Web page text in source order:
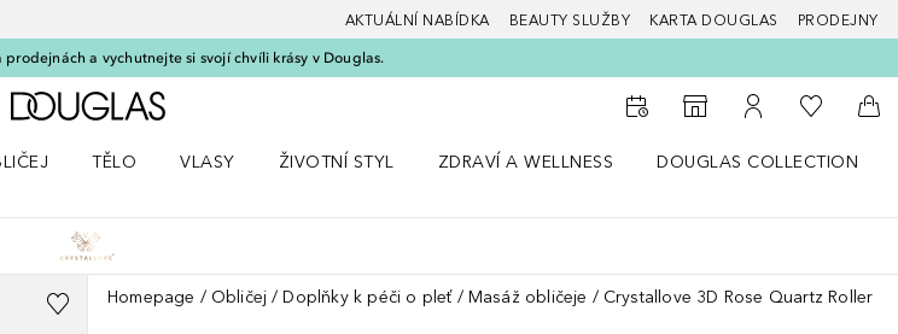
AKTUÁLNÍ NABÍDKA BEAUTY SLUŽBY KARTA DOUGLAS PRODEJNY
a vychutnejte si svojí chvíli krásy v Douglas.
Domů
K vyhledávači prodejen
K mému účtu
K mému
Do
TĚLO
VLASY
ŽIVOTNÍ STYL
ZDRAVÍ A WELLNESS
DOUGLAS COLLECTION
Homepage Obličej Doplňky k péči o pleť Masáž obličeje Crystallove 3D Rose Quartz Roller